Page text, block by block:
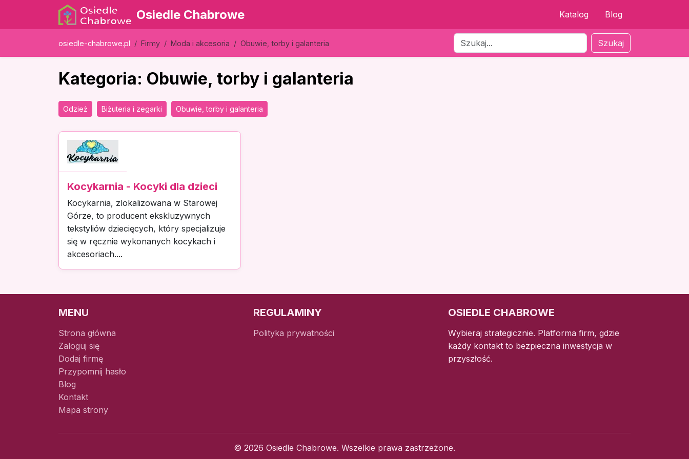
Osiedle Chabrowe Katalog Blog
osiedle-chabrowe.pl Firmy Moda i akcesoria Obuwie, torby i galanteria Szukaj
Kategoria: Obuwie, torby i galanteria
Odzież Biżuteria i zegarki Obuwie, torby i galanteria
Kocykarnia - Kocyki dla dzieci
Kocykarnia, zlokalizowana w Starowej
Górze, to producent ekskluzywnych
tekstyliów dziecięcych, który specjalizuje
się w ręcznie wykonanych kocykach i
akcesoriach....
MENU
Strona główna
Zaloguj się
Dodaj firmę
Przypomnij hasło
Blog
Kontakt
Mapa strony
REGULAMINY
Polityka prywatności
OSIEDLE CHABROWE
Wybieraj strategicznie. Platforma firm, gdzie
każdy kontakt to bezpieczna inwestycja w
przyszłość.
© 2026 Osiedle Chabrowe. Wszelkie prawa zastrzeżone.